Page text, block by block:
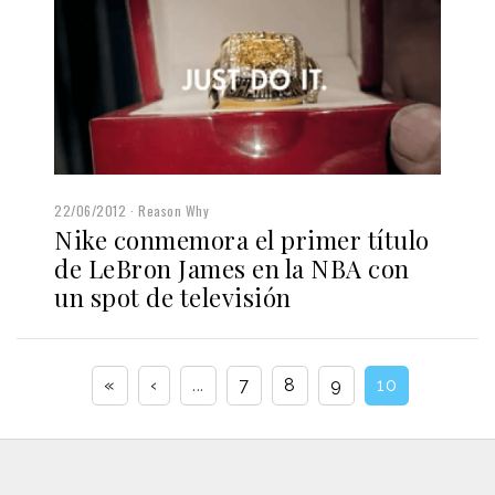
22/06/2012 Reason Why
Nike conmemora el primer título
de LeBron James en la NBA con
un spot de televisión
« ‹ ... 7 8 9 10